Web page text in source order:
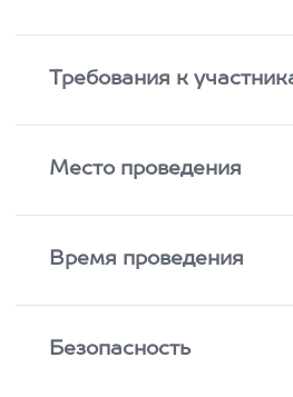
Требования к
Место проведения
Время проведения
Безопасность